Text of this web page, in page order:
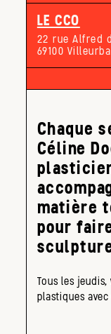
LE CCO
22 rue Alfred
69100
Chaque
Céline
matière
pour
Tous les
plastiques avec